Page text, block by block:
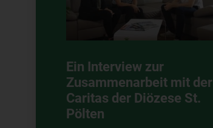
Ein Interview zur
Zusammenarbeit mit der
Caritas der Diözese St.
Pölten